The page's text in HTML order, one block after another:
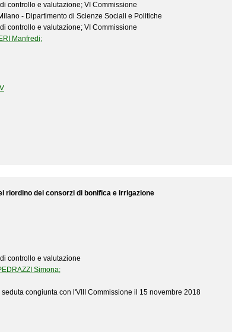
controllo e valutazione; VI Commissione
- Dipartimento di Scienze Sociali e Politiche
controllo e valutazione; VI Commissione
Manfredi;
riordino dei consorzi di bonifica e irrigazione
controllo e valutazione
Simona;
seduta congiunta con l'VIII Commissione il 15 novembre 2018